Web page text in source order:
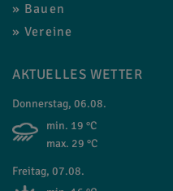
Bauen
Vereine
AKTUELLES WETTER
Donnerstag, 06.08.
min. 19 °C
max. 29 °C
Freitag, 07.08.